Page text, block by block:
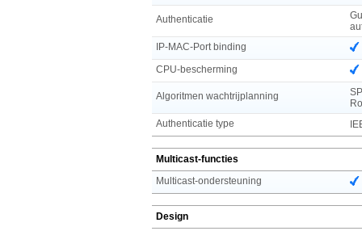
Authenticatie
IP-MAC-Port binding
CPU-bescherming
Algoritmen wachtrijplanning
Authenticatie type
Multicast-functies
Multicast-ondersteuning
Design